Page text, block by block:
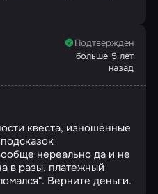
Подтвержден
больше 5 лет
назад
квеста, изношенные
нереально да и не
в разы, платежный
Верните деньги.